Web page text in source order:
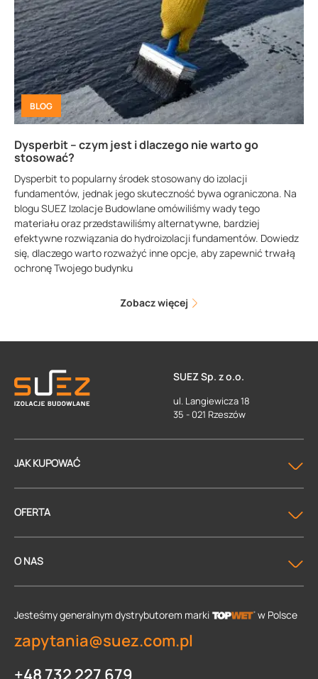
BLOG
Dysperbit – czym jest i dlaczego nie warto go
stosować?
Dysperbit to popularny środek stosowany do izolacji
fundamentów, jednak jego skuteczność bywa ograniczona. Na
blogu SUEZ Izolacje Budowlane omówiliśmy wady tego
materiału oraz przedstawiliśmy alternatywne, bardziej
efektywne rozwiązania do hydroizolacji fundamentów. Dowiedz
się, dlaczego warto rozważyć inne opcje, aby zapewnić trwałą
ochronę Twojego budynku
Zobacz więcej
SUEZ Sp. z o.o.
ul. Langiewicza 18
35 - 021 Rzeszów
JAK KUPOWAĆ
OFERTA
O NAS
Jesteśmy generalnym dystrybutorem marki w Polsce
zapytania@suez.com.pl